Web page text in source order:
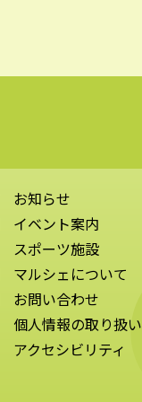
お知らせ
イベント案内
スポーツ施設
マルシェについて
お問い合わせ
個人情報の取り扱い
アクセシビリティ